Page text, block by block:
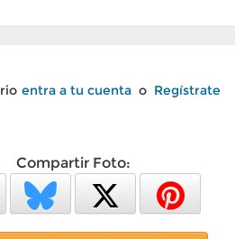
entra a tu cuenta o Regístrate
Compartir Foto: